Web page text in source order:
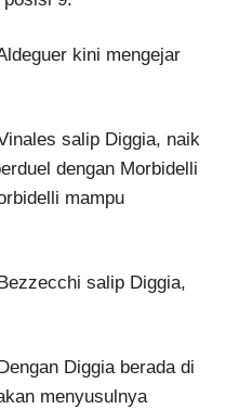
kini mengejar
salip Diggia, naik
dengan Morbidelli
mampu
salip Diggia,
Diggia berada di
menyusulnya